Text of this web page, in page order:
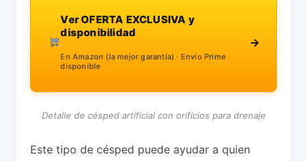
Ver OFERTA EXCLUSIVA y
disponibilidad
En Amazon (la mejor garantía) · Envío Prime
disponible
→
Detalle de césped artificial con orificios para drenaje
Este tipo de césped puede ayudar a quien